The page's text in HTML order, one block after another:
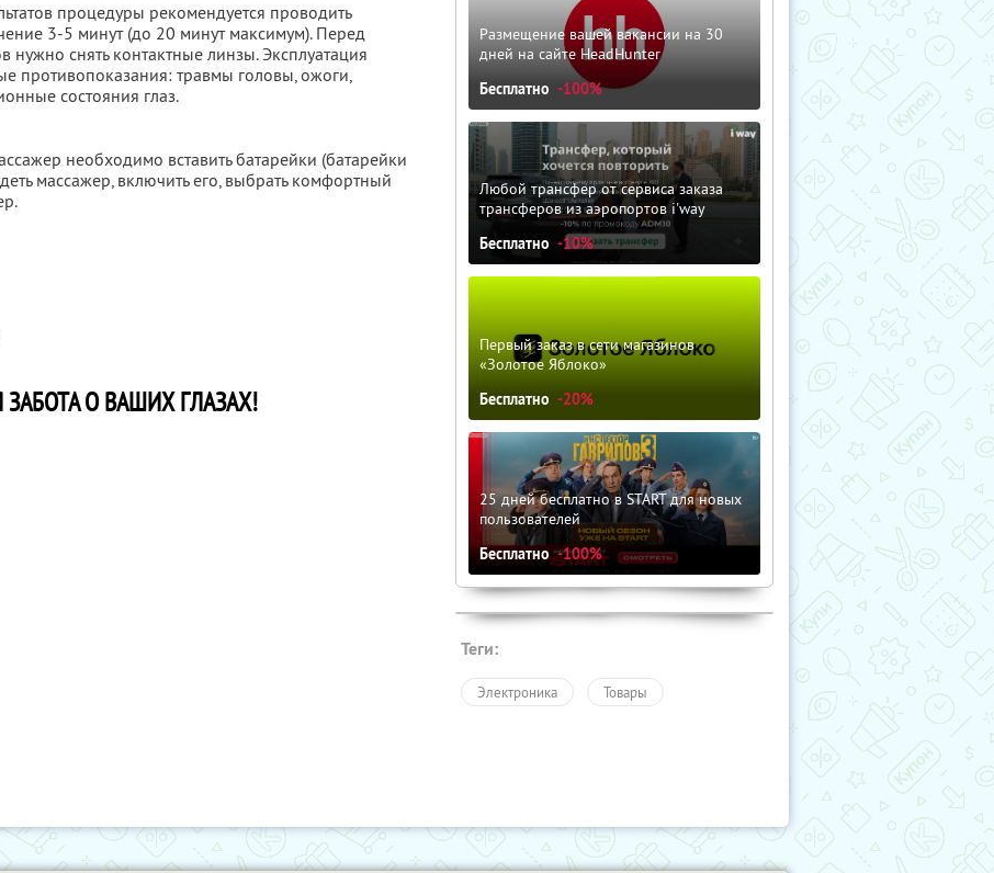
процедуры рекомендуется проводить
3-5 минут (до 20 минут максимум). Перед
снять контактные линзы. Эксплуатация
противопоказания: травмы головы, ожоги,
состояния глаз.
необходимо вставить батарейки (батарейки
массажер, включить его, выбрать комфортный
О ВАШИХ ГЛАЗАХ!
Размещение вашей вакансии на 30
дней на сайте HeadHunter
Бесплатно -100%
Любой трансфер от сервиса заказа
трансферов из аэропортов i'way
Бесплатно -10%
Первый заказ в сети магазинов
«Золотое Яблоко»
Бесплатно -20%
25 дней бесплатно в START для новых
пользователей
Бесплатно -100%
Теги:
Электроника Товары